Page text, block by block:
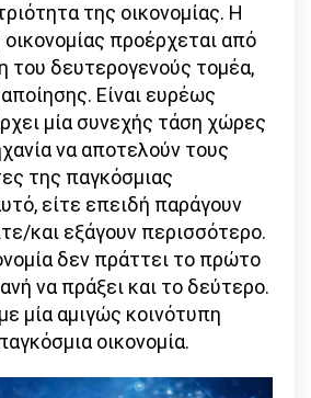
της οικονομίας. Η
προέρχεται από
του δευτερογενούς τομέα,
Είναι ευρέως
μία συνεχής τάση χώρες
να αποτελούν τους
της παγκόσμιας
είτε επειδή παράγουν
και εξάγουν περισσότερο.
δεν πράττει το πρώτο
να πράξει και το δεύτερο.
μία αμιγώς κοινότυπη
οικονομία.